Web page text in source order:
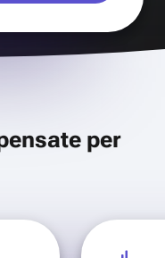
per